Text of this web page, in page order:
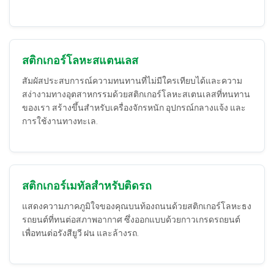
สติกเกอร์โลหะสแตนเลส
สัมผัสประสบการณ์ความทนทานที่ไม่มีใครเทียบได้และความ
สง่างามทางอุตสาหกรรมด้วยสติกเกอร์โลหะสเตนเลสที่ทนทาน
ของเรา สร้างขึ้นสำหรับเครื่องจักรหนัก อุปกรณ์กลางแจ้ง และ
การใช้งานทางทะเล.
สติกเกอร์เมทัลสำหรับติดรถ
แสดงความภาคภูมิใจของคุณบนท้องถนนด้วยสติกเกอร์โลหะธง
รถยนต์ที่ทนต่อสภาพอากาศ ซึ่งออกแบบด้วยกาวเกรดรถยนต์
เพื่อทนต่อรังสียูวี ฝน และล้างรถ.